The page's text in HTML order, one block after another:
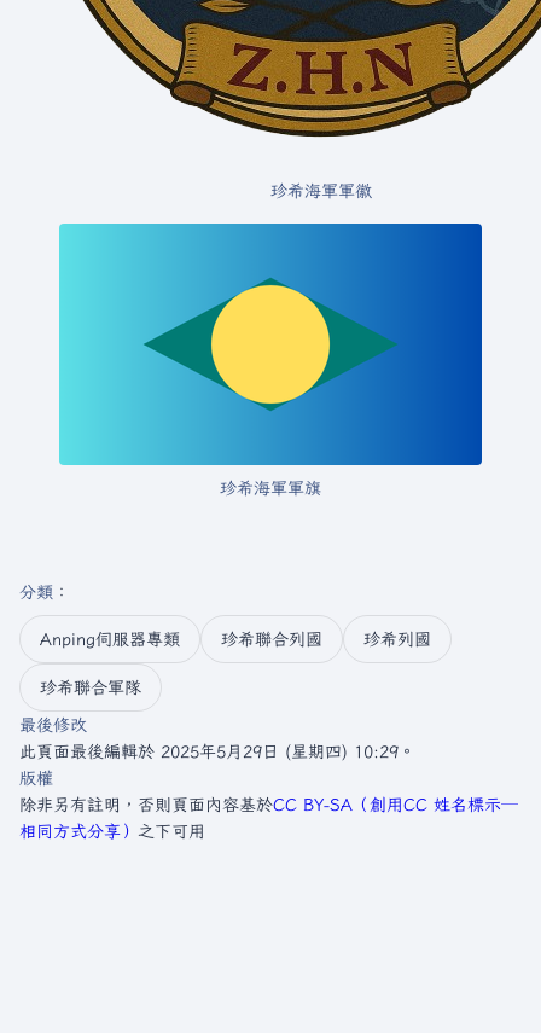
珍希海軍軍徽
珍希海軍軍旗
分類 ：​
Anping伺服器專類 珍希聯合列國 珍希列國
珍希聯合軍隊
最後修改
此頁面最後編輯於 2025年5月29日 (星期四) 10:29。
版權
除非另有註明，否則頁面內容基於CC BY-SA（創用CC 姓名標示─
相同方式分享） 之下可用